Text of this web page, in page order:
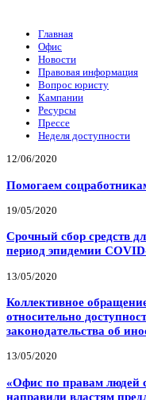
Главная
Офис
Новости
Правовая информация
Вопрос юристу
Кампании
Ресурсы
Прессе
Неделя доступности
12/06/2020
Помогаем
19/05/2020
Срочный сбор средств
период эпидемии
13/05/2020
Коллективное
относительно
законодательства об
13/05/2020
«Офис по правам людей
направили властям